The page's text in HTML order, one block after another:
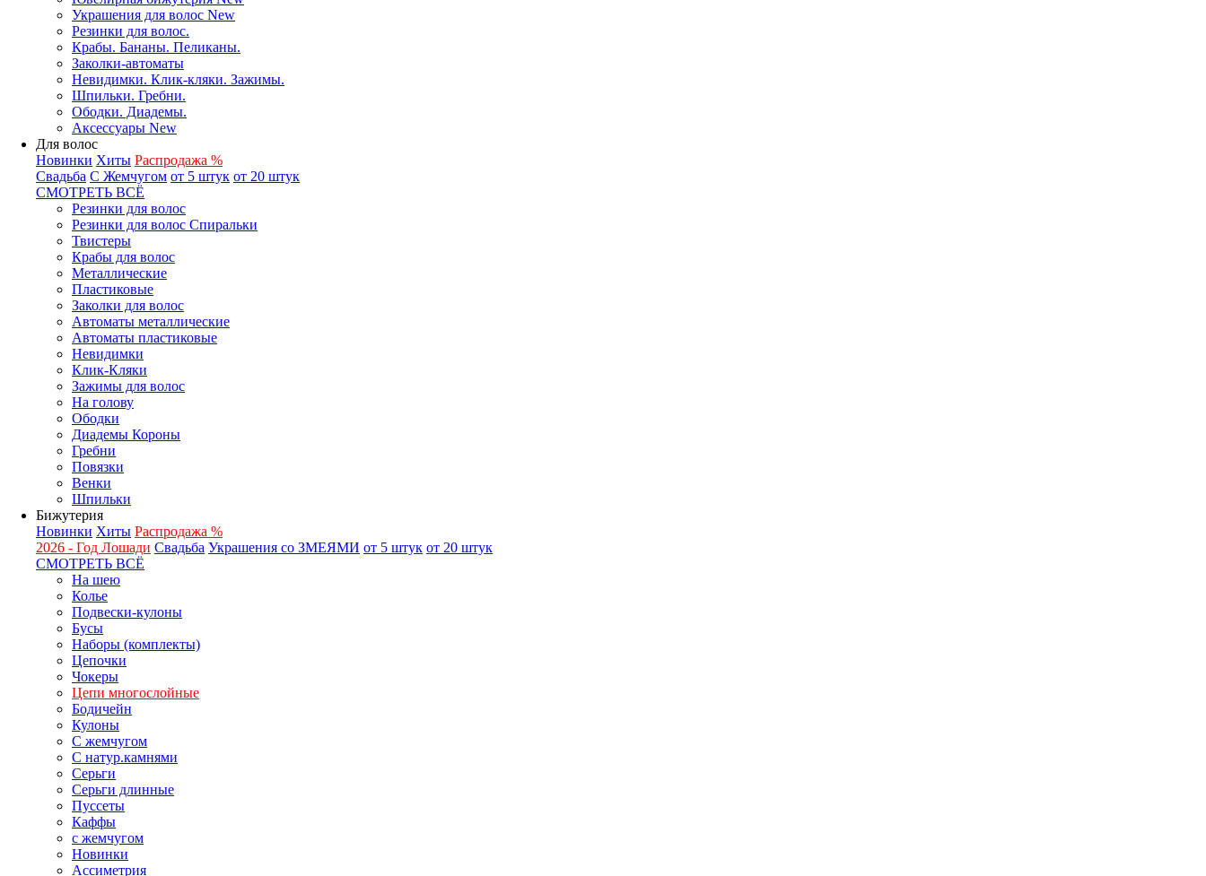
Украшения для волос New
Резинки для волос.
Крабы. Бананы. Пеликаны.
Заколки-автоматы
Невидимки. Клик-кляки. Зажимы.
Шпильки. Гребни.
Ободки. Диадемы.
Аксессуары New
Для волос
Новинки Хиты Распродажа %
Свадьба С Жемчугом от 5 штук от 20 штук
СМОТРЕТЬ ВСЁ
Резинки для волос
Резинки для волос Спиральки
Твистеры
Крабы для волос
Металлические
Пластиковые
Заколки для волос
Автоматы металлические
Автоматы пластиковые
Невидимки
Клик-Кляки
Зажимы для волос
На голову
Ободки
Диадемы Короны
Гребни
Повязки
Венки
Шпильки
Бижутерия
Новинки Хиты Распродажа %
2026 - Год Лошади Свадьба Украшения со ЗМЕЯМИ от 5 штук от 20 штук
СМОТРЕТЬ ВСЁ
На шею
Колье
Подвески-кулоны
Бусы
Наборы (комплекты)
Цепочки
Чокеры
Цепи многослойные
Бодичейн
Кулоны
С жемчугом
С натур.камнями
Серьги
Серьги длинные
Пуссеты
Каффы
с жемчугом
Новинки
Ассиметрия